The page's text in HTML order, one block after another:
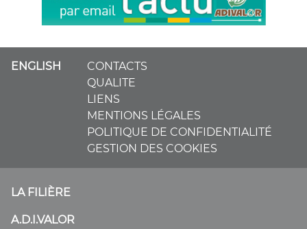
ENGLISH
CONTACTS
QUALITE
LIENS
MENTIONS LÉGALES
POLITIQUE DE CONFIDENTIALITÉ
GESTION DES COOKIES
LA FILIÈRE
A.D.I.VALOR